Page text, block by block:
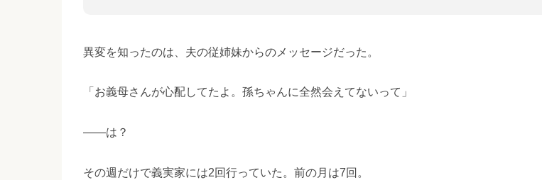
異変を知ったのは、夫の従姉妹からのメッセージだった。
「お義母さんが心配してたよ。孫ちゃんに全然会えてないって」
——は？
その週だけで義実家には2回行っていた。前の月は7回。